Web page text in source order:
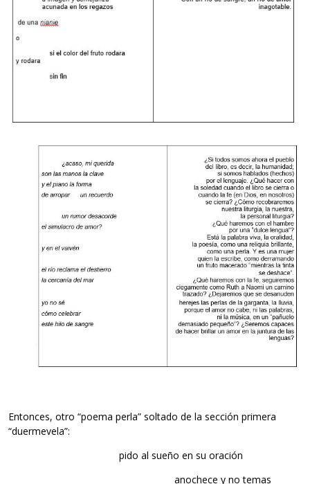
Entonces, otro “poema perla” soltado de la sección primera
“duermevela”:
pido al sueño en su oración
anochece y no temas